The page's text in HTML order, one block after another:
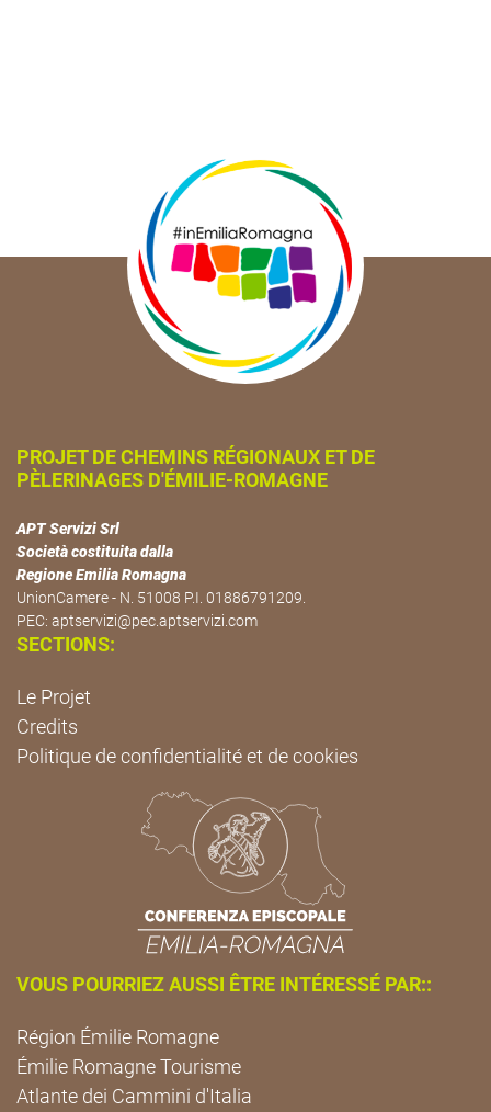
PROJET DE CHEMINS RÉGIONAUX ET DE
PÈLERINAGES D'ÉMILIE-ROMAGNE
APT Servizi Srl
Società costituita dalla
Regione Emilia Romagna
UnionCamere - N. 51008 P.I. 01886791209.
PEC: aptservizi@pec.aptservizi.com
SECTIONS:
Le Projet
Credits
Politique de confidentialité et de cookies
VOUS POURRIEZ AUSSI ÊTRE INTÉRESSÉ PAR::
Région Émilie Romagne
Émilie Romagne Tourisme
Atlante dei Cammini d'Italia